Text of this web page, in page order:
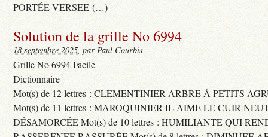
PORTÉE VERSEE (…)
Solution de la grille No 6994
18 septembre 2025, par Paul Courbis
Grille No 6994 Facile
Dictionnaire
Mot(s) de 12 lettres : CLEMENTINIER ARBRE À PETITS
Mot(s) de 11 lettres : MAROQUINIER IL AIME LE CUIR
DÉSAMORCÉE Mot(s) de 10 lettres : HUMILIANTE QUI